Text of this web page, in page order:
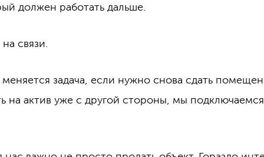
должен работать дальше.
связи.
задача, если нужно снова сдать
на актив уже с другой стороны, мы